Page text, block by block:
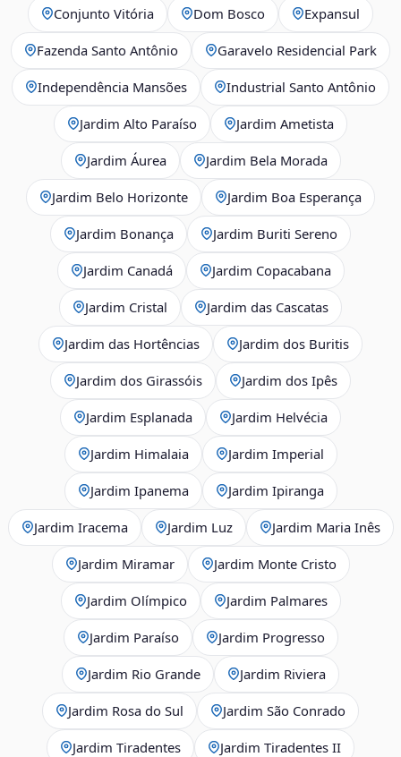
Conjunto Vitória Dom Bosco Expansul
Fazenda Santo Antônio Garavelo Residencial Park
Independência Mansões Industrial Santo Antônio
Jardim Alto Paraíso Jardim Ametista
Jardim Áurea Jardim Bela Morada
Jardim Belo Horizonte Jardim Boa Esperança
Jardim Bonança Jardim Buriti Sereno
Jardim Canadá Jardim Copacabana
Jardim Cristal Jardim das Cascatas
Jardim das Hortências Jardim dos Buritis
Jardim dos Girassóis Jardim dos Ipês
Jardim Esplanada Jardim Helvécia
Jardim Himalaia Jardim Imperial
Jardim Ipanema Jardim Ipiranga
Jardim Iracema Jardim Luz Jardim Maria Inês
Jardim Miramar Jardim Monte Cristo
Jardim Olímpico Jardim Palmares
Jardim Paraíso Jardim Progresso
Jardim Rio Grande Jardim Riviera
Jardim Rosa do Sul Jardim São Conrado
Jardim Tiradentes Jardim Tiradentes II